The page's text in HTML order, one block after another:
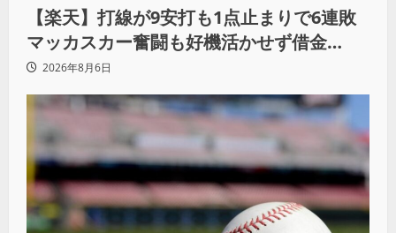
【楽天】打線が9安打も1点止まりで6連敗
マッカスカー奮闘も好機活かせず借金
「22」
2026年8月6日